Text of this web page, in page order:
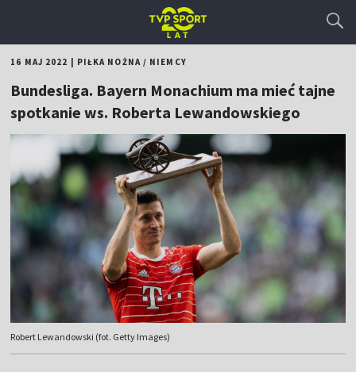
16 MAJ 2022 PIŁKA NOŻNA/ NIEMCY
Bundesliga. Bayern Monachium ma mieć tajne
spotkanie ws. Roberta Lewandowskiego
Robert Lewandowski (fot. Getty Images)